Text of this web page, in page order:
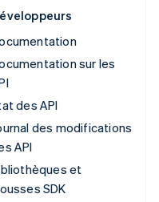
sur les
des API
des modifications
API
et
SDK